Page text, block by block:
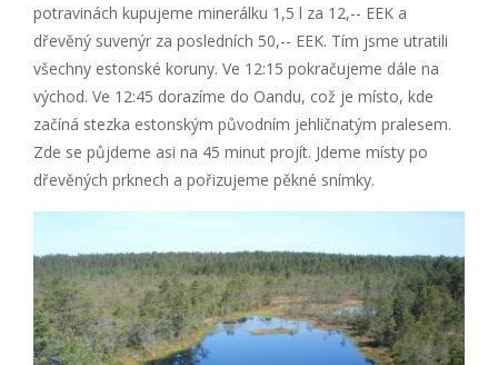
potravinách kupujeme minerálku 1,5 l za 12,-- EEK a
dřevěný suvenýr za posledních 50,-- EEK. Tím jsme utratili
všechny estonské koruny. Ve 12:15 pokračujeme dále na
východ. Ve 12:45 dorazíme do Oandu, což je místo, kde
začíná stezka estonským původním jehličnatým pralesem.
Zde se půjdeme asi na 45 minut projít. Jdeme místy po
dřevěných prknech a pořizujeme pěkné snímky.